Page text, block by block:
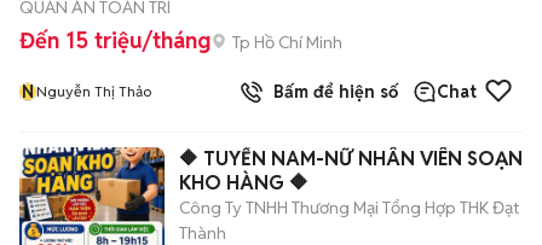
QUÁN ĂN TOÀN TRÍ
Đến 15 triệu/tháng Tp Hồ Chí Minh
NNguyễn Thị Thảo Bấm để hiện số Chat
🔶 TUYỂN NAM-NỮ NHÂN VIÊN SOẠN
KHO HÀNG 🔶
Công Ty TNHH Thương Mại Tổng Hợp THK Đạt
Thành